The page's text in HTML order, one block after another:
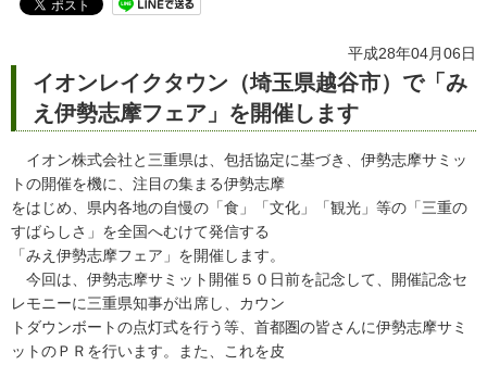
平成28年04月06日
イオンレイクタウン（埼玉県越谷市）で「み
え伊勢志摩フェア」を開催します
イオン株式会社と三重県は、包括協定に基づき、伊勢志摩サミッ
トの開催を機に、注目の集まる伊勢志摩
をはじめ、県内各地の自慢の「食」「文化」「観光」等の「三重の
すばらしさ」を全国へむけて発信する
「みえ伊勢志摩フェア」を開催します。
今回は、伊勢志摩サミット開催５０日前を記念して、開催記念セ
レモニーに三重県知事が出席し、カウン
トダウンボートの点灯式を行う等、首都圏の皆さんに伊勢志摩サミ
ットのＰＲを行います。また、これを皮